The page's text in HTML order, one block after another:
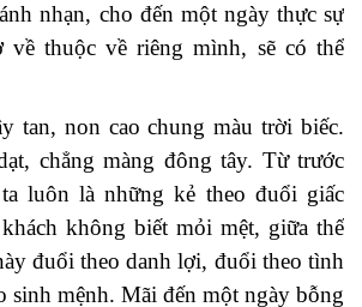
nhạn, cho đến một ngày thực sự
thuộc về riêng mình, sẽ có thể
non cao chung màu trời biếc.
chẳng màng đông tây. Từ trước
luôn là những kẻ theo đuổi giấc
không biết mỏi mệt, giữa thế
đuổi theo danh lợi, đuổi theo tình
sinh mệnh. Mãi đến một ngày bỗng